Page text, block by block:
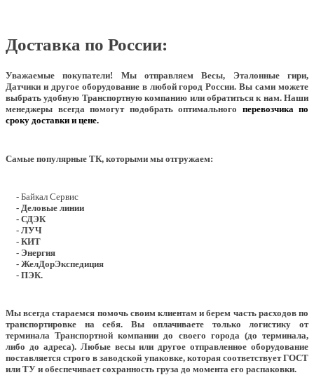
Доставка по России:
Уважаемые покупатели! Мы отправляем Весы, Эталонные гири,
Датчики и другое оборудование в любой город России. Вы сами можете
выбрать удобную Транспортную компанию или обратиться к нам. Наши
менеджеры всегда помогут подобрать оптимального перевозчика по
сроку доставки и цене.
Самые популярные ТК, которыми мы отгружаем:
- Байкал Сервис
- Деловые линии
- СДЭК
- ЛУЧ
- КИТ
- Энергия
- ЖелДорЭкспедиция
- ПЭК.
Мы всегда стараемся помочь своим клиентам и берем часть расходов по
транспортировке на себя. Вы оплачиваете только логистику от
терминала Транспортной компании до своего города (до терминала,
либо до адреса). Любые весы или другое отправленное оборудование
поставляется строго в заводской упаковке, которая соответствует ГОСТ
или ТУ и обеспечивает сохранность груза до момента его распаковки.